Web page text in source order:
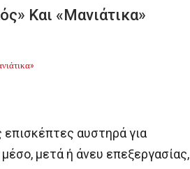
Και «Μανιάτικα»
αυστηρά για
μετά ή άνευ επεξεργασίας,